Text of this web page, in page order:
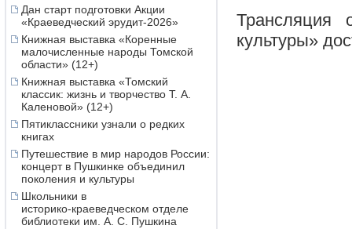
Дан старт подготовки Акции
«Краеведческий эрудит-2026»
Книжная выставка «Коренные
малочисленные народы Томской
области» (12+)
Книжная выставка «Томский
классик: жизнь и творчество Т. А.
Каленовой» (12+)
Пятиклассники узнали о редких
книгах
Путешествие в мир народов России:
концерт в Пушкинке объединил
поколения и культуры
Школьники в
историко‑краеведческом отделе
библиотеки им. А. С. Пушкина
Трансляция
культуры»